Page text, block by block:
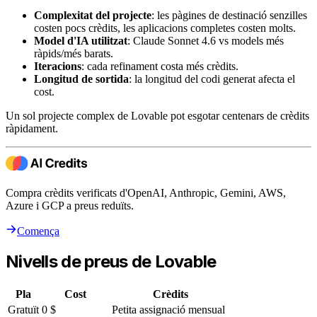
Complexitat del projecte: les pàgines de destinació senzilles
costen pocs crèdits, les aplicacions completes costen molts.
Model d'IA utilitzat: Claude Sonnet 4.6 vs models més
ràpids/més barats.
Iteracions: cada refinament costa més crèdits.
Longitud de sortida: la longitud del codi generat afecta el
cost.
Un sol projecte complex de Lovable pot esgotar centenars de crèdits
ràpidament.
Compra crèdits verificats d'OpenAI, Anthropic, Gemini, AWS,
Azure i GCP a preus reduïts.
Comença
Nivells de preus de Lovable
Pla Cost
Crèdits
Gratuït 0 $
Petita assignació mensual